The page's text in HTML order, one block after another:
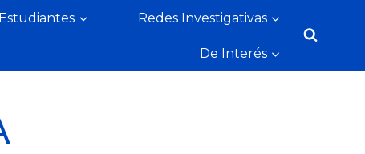
Estudiantes Redes Investigativas
De Interés